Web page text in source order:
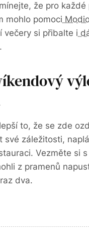
že pro
mohlo pomoci
večery si přibalte i
to, že se zde
záležitosti,
Vezměte si
z pramenů
dva.